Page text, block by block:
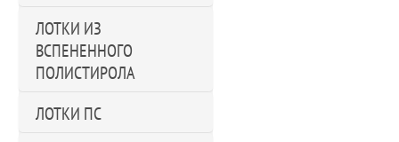
ЛОТКИ ИЗ
ВСПЕНЕННОГО
ПОЛИСТИРОЛА
ЛОТКИ ПС